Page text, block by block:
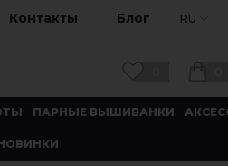
Контакты Блог RU
ПАРНЫЕ ВЫШИВАНКИ